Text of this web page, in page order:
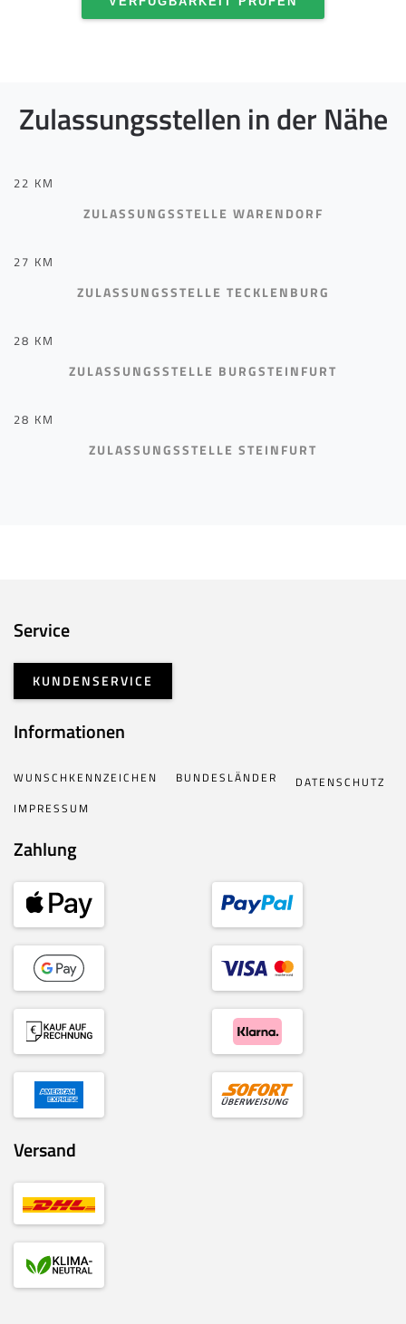
Zulassungsstellen in der Nähe
22 KM
ZULASSUNGSSTELLE WARENDORF
27 KM
ZULASSUNGSSTELLE TECKLENBURG
28 KM
ZULASSUNGSSTELLE BURGSTEINFURT
28 KM
ZULASSUNGSSTELLE STEINFURT
Service
KUNDENSERVICE
Informationen
WUNSCHKENNZEICHEN BUNDESLÄNDER
DATENSCHUTZ
IMPRESSUM
Zahlung
Versand